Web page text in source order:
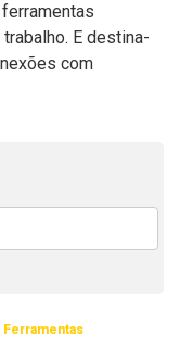
E destina-
com
Ferramentas